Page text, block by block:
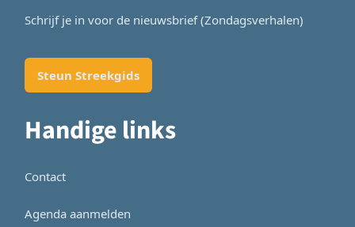
Schrijf je in voor de nieuwsbrief (Zondagsverhalen)
Steun Streekgids
Handige links
Contact
Agenda aanmelden